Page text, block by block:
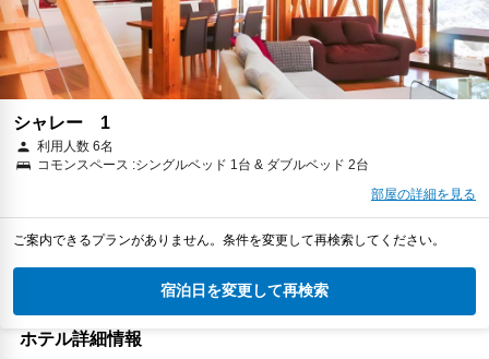
シャレー 1
利用人数 6名
コモンスペース :シングルベッド 1台 & ダブルベッド 2台
部屋の詳細を見る
ご案内できるプランがありません。条件を変更して再検索してください。
宿泊日を変更して再検索
ホテル詳細情報